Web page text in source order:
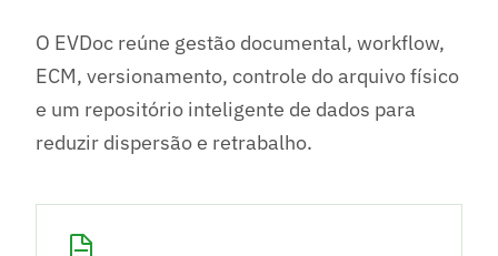
O EVDoc reúne gestão documental, workflow,
ECM, versionamento, controle do arquivo físico
e um repositório inteligente de dados para
reduzir dispersão e retrabalho.